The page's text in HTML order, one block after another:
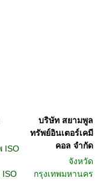
ISO
บริษัท สยามพูล
ทรัพย์อินเตอร์เคมี
คอล จำกัด
จังหวัด
กรุงเทพมหานคร